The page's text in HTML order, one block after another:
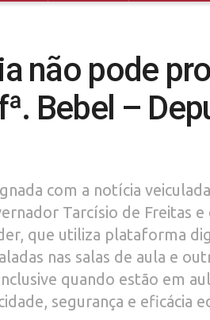
não pode
Bebel –
com a notícia
Tarcísio de Freitas e
que utiliza plataforma
nas salas de aula e
quando estão em
segurança e eficácia